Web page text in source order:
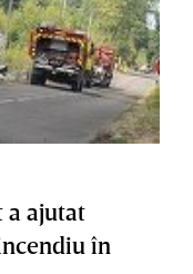
a ajutat
în